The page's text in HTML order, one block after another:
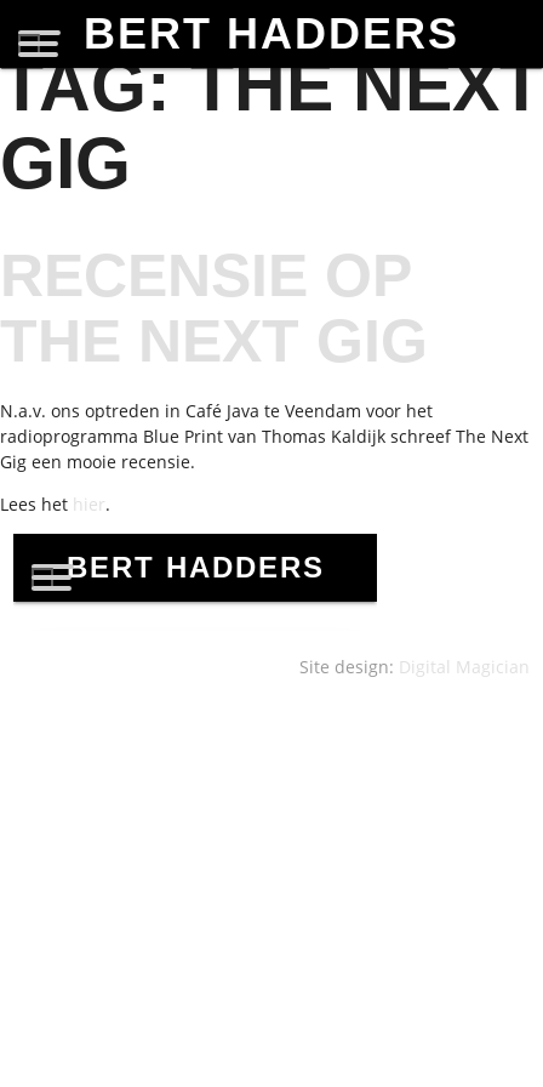
BERT HADDERS
TAG:THE NEXT
GIG
RECENSIE OP
THE NEXT GIG
N.a.v. ons optreden in Café Java te Veendam voor het
radioprogramma Blue Print van Thomas Kaldijk schreef The Next
Gig een mooie recensie.
Lees het hier.
Site design: Digital Magician